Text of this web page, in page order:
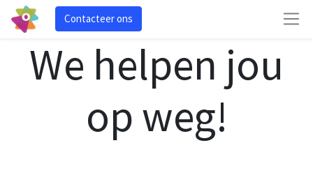
Contacteer ons
We helpen jou
op weg!